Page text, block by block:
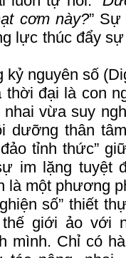
cơm này?” Sự
lực thúc đẩy
nguyên số
thời đại là con
vừa suy
dưỡng thân
tỉnh thức”
im lặng tuyệt
là một phương
số” thiết
giới ảo với
mình. Chỉ có